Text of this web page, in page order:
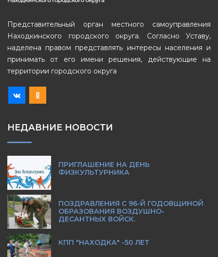
Представительный орган местного самоуправления
Находкинского городского округа. Согласно Уставу,
наделена правом представлять интересы населения и
принимать от его имени решения, действующие на
территории городского округа
НЕДАВНИЕ НОВОСТИ
ПРИГЛАШЕНИЕ НА ДЕНЬ
ФИЗКУЛЬТУРНИКА
ПОЗДРАВЛЕНИЯ С 96-Й ГОДОВЩИНОЙ
ОБРАЗОВАНИЯ ВОЗДУШНО-
ДЕСАНТНЫХ ВОЙСК.
КПП "НАХОДКА" -50 ЛЕТ